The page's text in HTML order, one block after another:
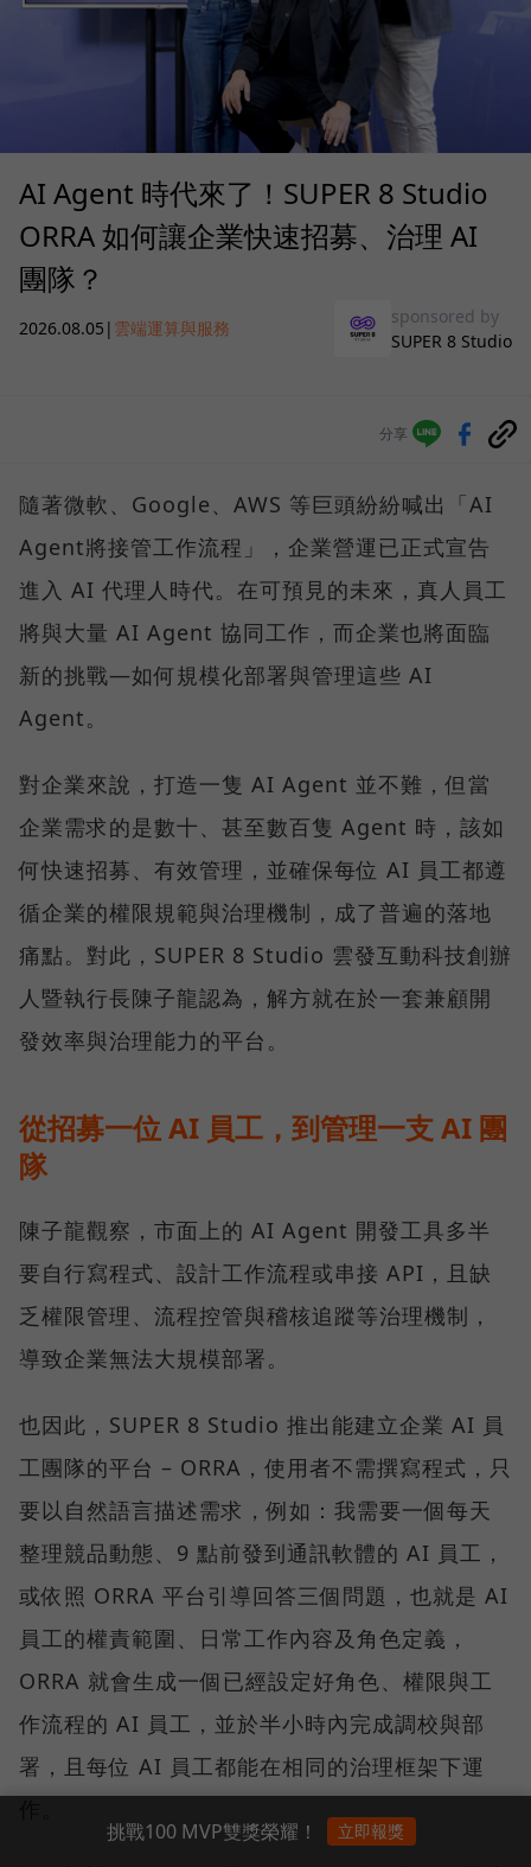
AI Agent 時代來了！SUPER 8 Studio
ORRA 如何讓企業快速招募、治理 AI
團隊？
2026.08.05 | 雲端運算與服務
sponsored by
SUPER 8 Studio
分享
隨著微軟、Google、AWS 等巨頭紛紛喊出「AI
Agent將接管工作流程」，企業營運已正式宣告
進入 AI 代理人時代。在可預見的未來，真人員工
將與大量 AI Agent 協同工作，而企業也將面臨
新的挑戰—如何規模化部署與管理這些 AI
Agent。
對企業來說，打造一隻 AI Agent 並不難，但當
企業需求的是數十、甚至數百隻 Agent 時，該如
何快速招募、有效管理，並確保每位 AI 員工都遵
循企業的權限規範與治理機制，成了普遍的落地
痛點。對此，SUPER 8 Studio 雲發互動科技創辦
人暨執行長陳子龍認為，解方就在於一套兼顧開
發效率與治理能力的平台。
從招募一位 AI 員工，到管理一支 AI 團
隊
陳子龍觀察，市面上的 AI Agent 開發工具多半
要自行寫程式、設計工作流程或串接 API，且缺
乏權限管理、流程控管與稽核追蹤等治理機制，
導致企業無法大規模部署。
也因此，SUPER 8 Studio 推出能建立企業 AI 員
工團隊的平台 – ORRA，使用者不需撰寫程式，只
要以自然語言描述需求，例如：我需要一個每天
整理競品動態、9 點前發到通訊軟體的 AI 員工，
或依照 ORRA 平台引導回答三個問題，也就是 AI
員工的權責範圍、日常工作內容及角色定義，
ORRA 就會生成一個已經設定好角色、權限與工
作流程的 AI 員工，並於半小時內完成調校與部
署，且每位 AI 員工都能在相同的治理框架下運
挑戰100 MVP雙獎榮耀！ 立即報獎